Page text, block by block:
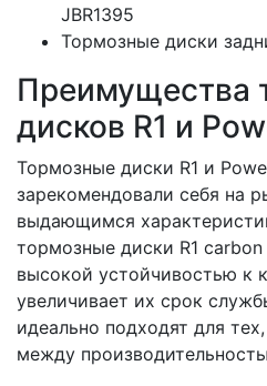
JBR1395
Тормозные диски
Преимущества
дисков R1 и
Тормозные диски R1 и
зарекомендовали себя на
выдающимся
тормозные диски R1
высокой устойчивостью к
увеличивает их срок
идеально подходят для
между